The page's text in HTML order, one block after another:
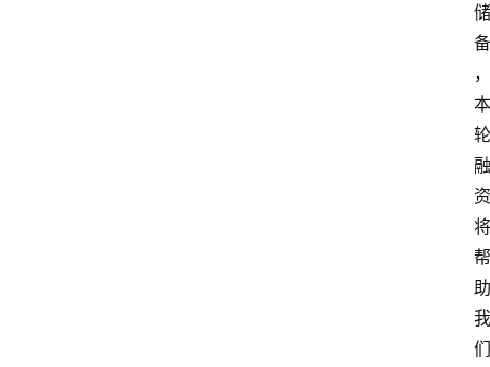
储
备
，
本
轮
融
资
将
帮
助
我
们